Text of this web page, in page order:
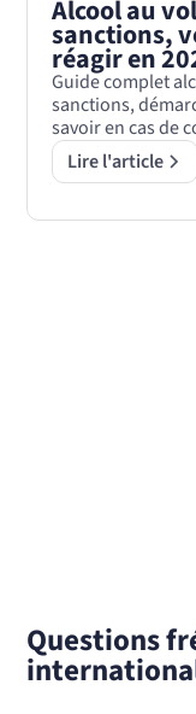
Alcool au
sanctions,
réagir en
Guide complet
sanctions,
savoir en cas de
Lire l'article
Questions